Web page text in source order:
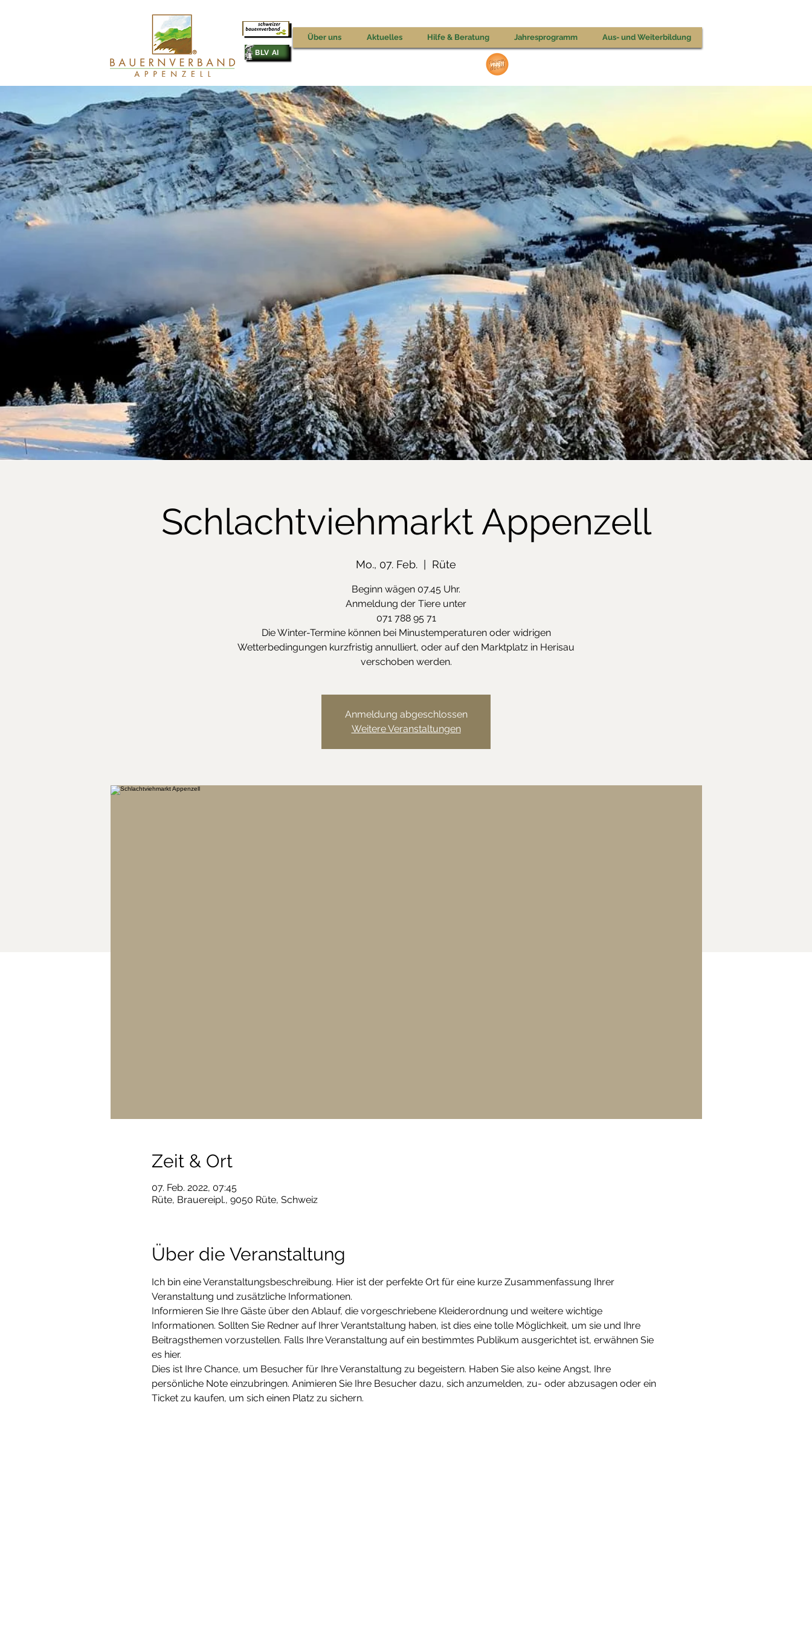
SBV
BLV AI
Über uns Aktuelles Hilfe & Beratung Jahresprogramm Aus- und Weiterbildung
Schlachtviehmarkt Appenzell
Mo., 07. Feb. Rüte
Beginn wägen 07.45 Uhr.
Anmeldung der Tiere unter
071 788 95 71
Die Winter-Termine können bei Minustemperaturen oder widrigen
Wetterbedingungen kurzfristig annulliert, oder auf den Marktplatz in Herisau
verschoben werden.
Anmeldung abgeschlossen
Weitere Veranstaltungen
Zeit & Ort
07. Feb. 2022, 07:45
Rüte, Brauereipl., 9050 Rüte, Schweiz
Über die Veranstaltung
Ich bin eine Veranstaltungsbeschreibung. Hier ist der perfekte Ort für eine kurze Zusammenfassung Ihrer
Veranstaltung und zusätzliche Informationen.
Informieren Sie Ihre Gäste über den Ablauf, die vorgeschriebene Kleiderordnung und weitere wichtige
Informationen. Sollten Sie Redner auf Ihrer Verantstaltung haben, ist dies eine tolle Möglichkeit, um sie und Ihre
Beitragsthemen vorzustellen. Falls Ihre Veranstaltung auf ein bestimmtes Publikum ausgerichtet ist, erwähnen Sie
es hier.
Dies ist Ihre Chance, um Besucher für Ihre Veranstaltung zu begeistern. Haben Sie also keine Angst, Ihre
persönliche Note einzubringen. Animieren Sie Ihre Besucher dazu, sich anzumelden, zu- oder abzusagen oder ein
Ticket zu kaufen, um sich einen Platz zu sichern.